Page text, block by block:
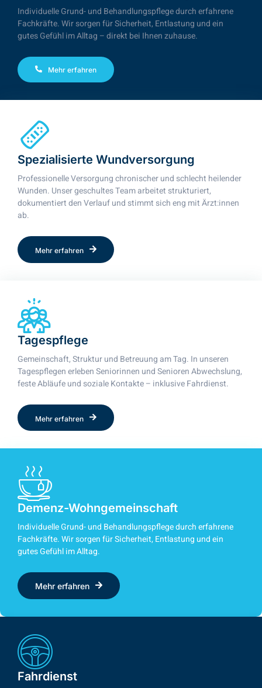
Individuelle Grund- und Behandlungspflege durch erfahrene
Fachkräfte. Wir sorgen für Sicherheit, Entlastung und ein
gutes Gefühl im Alltag – direkt bei Ihnen zuhause.
Mehr erfahren
Spezialisierte Wundversorgung
Professionelle Versorgung chronischer und schlecht heilender
Wunden. Unser geschultes Team arbeitet strukturiert,
dokumentiert den Verlauf und stimmt sich eng mit Ärzt:innen
ab.
Mehr erfahren
Tagespflege
Gemeinschaft, Struktur und Betreuung am Tag. In unseren
Tagespflegen erleben Seniorinnen und Senioren Abwechslung,
feste Abläufe und soziale Kontakte – inklusive Fahrdienst.
Mehr erfahren
Demenz-Wohngemeinschaft
Individuelle Grund- und Behandlungspflege durch erfahrene
Fachkräfte. Wir sorgen für Sicherheit, Entlastung und ein
gutes Gefühl im Alltag.
Mehr erfahren
Fahrdienst